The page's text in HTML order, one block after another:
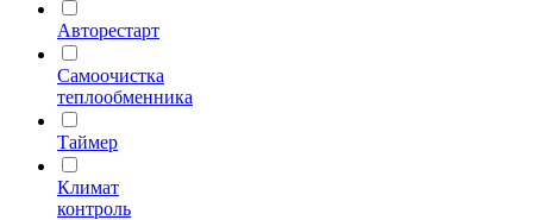
Авторестарт
Самоочистка
теплообменника
Таймер
Климат
контроль